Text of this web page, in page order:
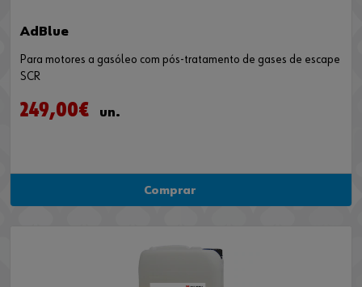
AdBlue
Para motores a gasóleo com pós-tratamento de gases de escape
SCR
249,00€ un.
Comprar